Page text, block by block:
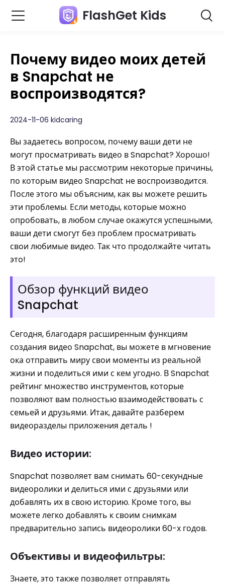
FlashGet Kids
Почему видео моих детей
в Snapchat не
воспроизводятся?
2024-11-06 kidcaring
Вы задаетесь вопросом, почему ваши дети не
могут просматривать видео в Snapchat? Хорошо!
В этой статье мы рассмотрим некоторые причины,
по которым видео Snapchat не воспроизводится.
После этого мы объясним, как вы можете решить
эти проблемы. Если методы, которые можно
опробовать, в любом случае окажутся успешными,
ваши дети смогут без проблем просматривать
свои любимые видео. Так что продолжайте читать
это!
Обзор функций видео
Snapchat
Сегодня, благодаря расширенным функциям
создания видео Snapchat, вы можете в мгновение
ока отправить миру свои моменты из реальной
жизни и поделиться ими с кем угодно. В Snapchat
рейтинг множество инструментов, которые
позволяют вам полностью взаимодействовать с
семьей и друзьями. Итак, давайте разберем
видеоразделы приложения деталь !
Видео истории:
Snapchat позволяет вам снимать 60-секундные
видеоролики и делиться ими с друзьями или
добавлять их в свою историю. Кроме того, вы
можете легко добавлять к своим снимкам
предварительно запись видеоролики 60-х годов.
Объективы и видеофильтры:
Знаете, это также позволяет отправлять